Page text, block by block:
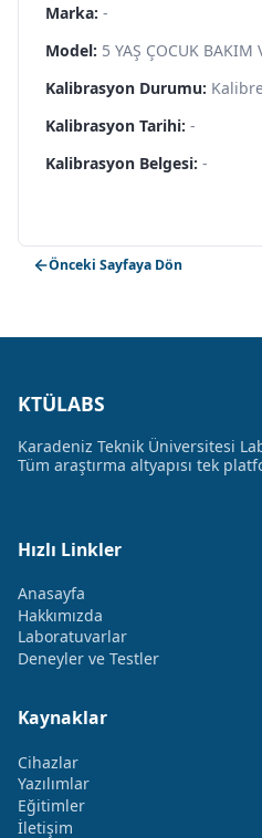
Marka: -
Model: 5 YAŞ ÇOCUK BAKIM
Kalibrasyon Durumu:
Kalibrasyon Tarihi: -
Kalibrasyon Belgesi: -
Önceki Sayfaya Dön
KTÜLABS
Karadeniz Teknik Üniversitesi
Tüm araştırma altyapısı tek
Hızlı Linkler
Anasayfa
Hakkımızda
Laboratuvarlar
Deneyler ve Testler
Kaynaklar
Cihazlar
Yazılımlar
Eğitimler
İletişim